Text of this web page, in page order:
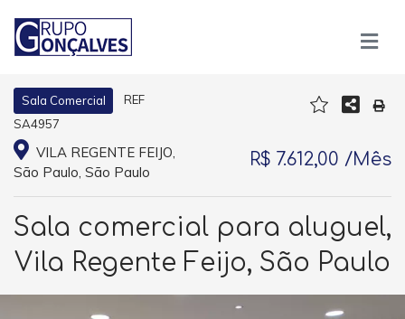
Sala Comercial
REF
SA4957
VILA REGENTE FEIJO,
São Paulo, São Paulo
R$ 7.612,00 /Mês
Sala comercial para aluguel,
Vila Regente Feijo, São Paulo